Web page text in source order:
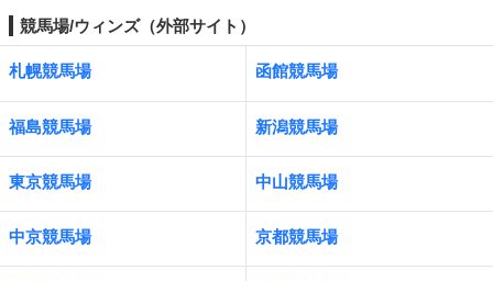
競馬場/ウィンズ（外部サイト）
札幌競馬場 函館競馬場
福島競馬場 新潟競馬場
東京競馬場 中山競馬場
中京競馬場 京都競馬場